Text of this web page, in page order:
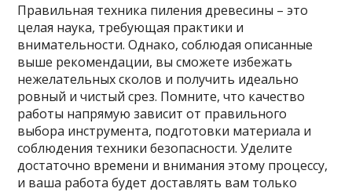
Правильная техника пиления древесины – это
целая наука, требующая практики и
внимательности. Однако, соблюдая описанные
выше рекомендации, вы сможете избежать
нежелательных сколов и получить идеально
ровный и чистый срез. Помните, что качество
работы напрямую зависит от правильного
выбора инструмента, подготовки материала и
соблюдения техники безопасности. Уделите
достаточно времени и внимания этому процессу,
и ваша работа будет доставлять вам только